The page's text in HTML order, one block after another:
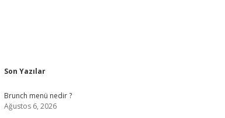
Sidebar
Son Yazılar
Brunch menü nedir ?
Ağustos 6, 2026